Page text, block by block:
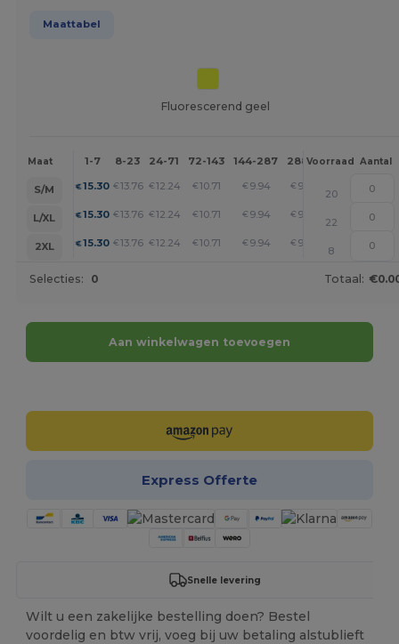
Maattabel
Fluorescerend geel
Maat 1-7 8-23 24-71 72-143 144-287 288 + Meer
Voorraad Aantal
S/M €15.30 €13.76 €12.24 € 10.71 € 9.94 € 9.17 +
20
L/XL
€15.30 €13.76 €12.24 € 10.71 € 9.94 € 9.17 +
22
2XL
€15.30 €13.76 €12.24 € 10.71 € 9.94 € 9.17
8
Selecties: 0 Totaal:
Aan winkelwagen toevoegen
Express Offerte
Snelle levering
Wilt u een zakelijke bestelling doen? Bestel
voordelig en btw vrij, voeg bij uw betaling alstublieft